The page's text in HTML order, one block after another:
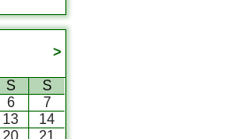
>
S
S
6
7
13
14
20 21